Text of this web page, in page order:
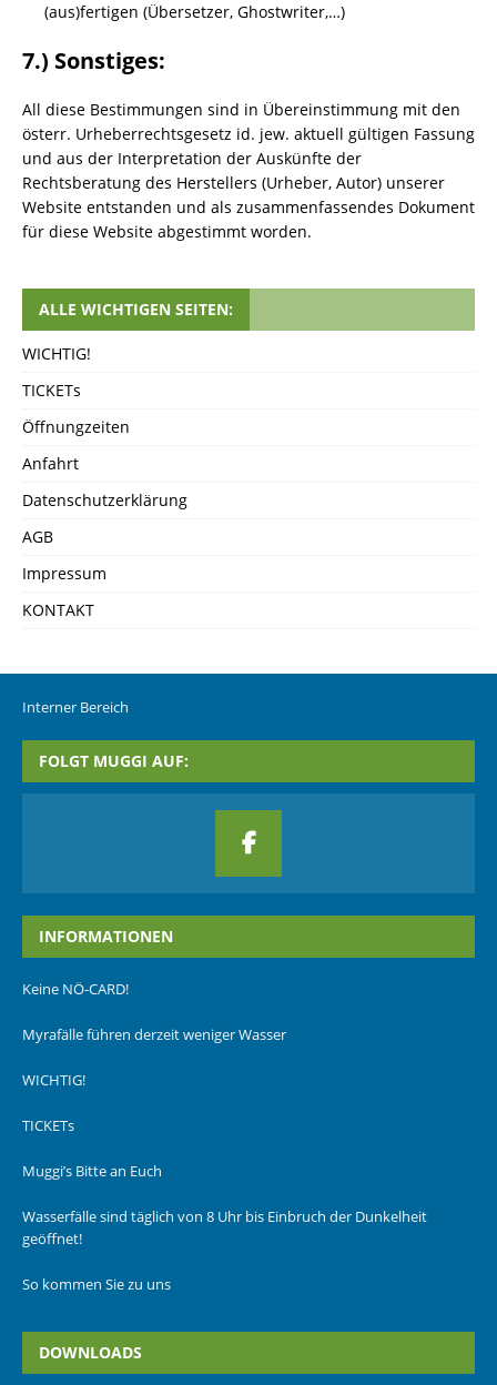
(aus)fertigen (Übersetzer, Ghostwriter,…)
7.) Sonstiges:
All diese Bestimmungen sind in Übereinstimmung mit den
österr. Urheberrechtsgesetz id. jew. aktuell gültigen Fassung
und aus der Interpretation der Auskünfte der
Rechtsberatung des Herstellers (Urheber, Autor) unserer
Website entstanden und als zusammenfassendes Dokument
für diese Website abgestimmt worden.
ALLE WICHTIGEN SEITEN:
WICHTIG!
TICKETs
Öffnungzeiten
Anfahrt
Datenschutzerklärung
AGB
Impressum
KONTAKT
Interner Bereich
FOLGT MUGGI AUF:
INFORMATIONEN
Keine NÖ-CARD!
Myrafälle führen derzeit weniger Wasser
WICHTIG!
TICKETs
Muggi’s Bitte an Euch
Wasserfälle sind täglich von 8 Uhr bis Einbruch der Dunkelheit
geöffnet!
So kommen Sie zu uns
DOWNLOADS